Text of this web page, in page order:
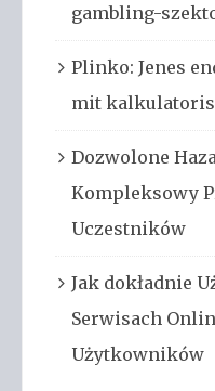
gambling-
Plinko: Jenes
mit
Dozwolone
Kompleksowy
Uczestników
Jak dokładnie
Serwisach
Użytkowników